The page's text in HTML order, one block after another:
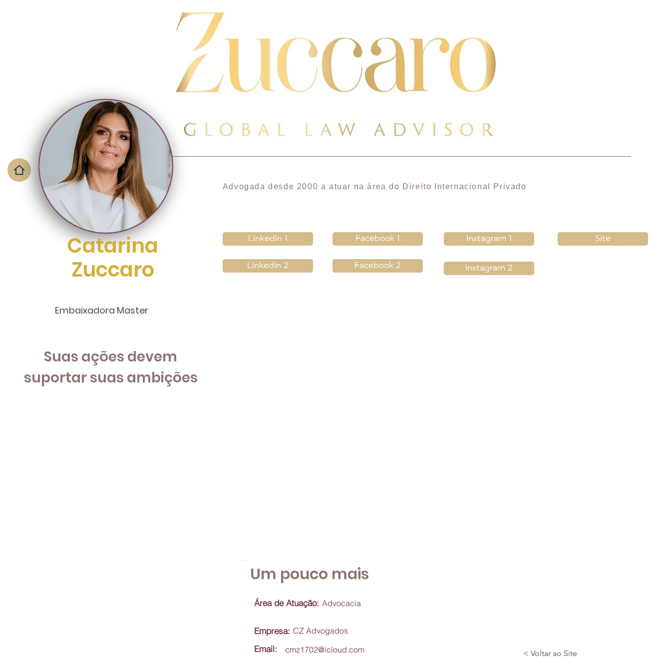
Catarina
Zuccaro
Embaixadora Master
Suas ações devem
suportar suas ambições
Advogada desde 2000 a atuar na área do Direito Internacional Privado
LinkedIn 1
LinkedIn 2
Facebook 1
Facebook 2
Instagram 1
Instagram 2
Site
Um pouco mais
Empresa: CZ Advogados
Email: cmz1702@icloud.com
Área de Atuação: Advocacia
< Voltar ao Site